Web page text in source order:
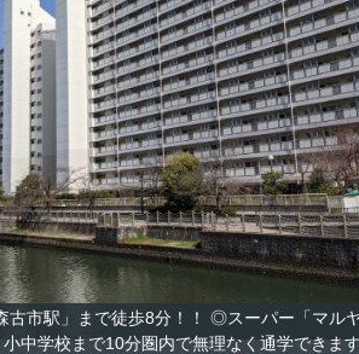
古市駅」まで徒歩8分！！ ◎スーパー「マル
小中学校まで10分圏内で無理なく通学できま